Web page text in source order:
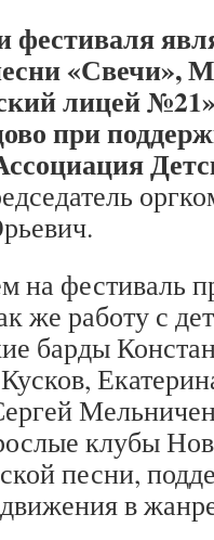
фестиваля
«Свечи»,
лицей
при
на фестиваль
же работу с
барды
клубы
песни,
в